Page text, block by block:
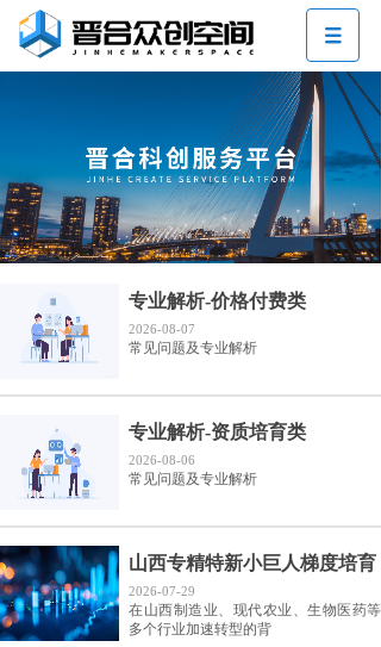
专业解析-价格付费类
2026-08-07
常见问题及专业解析
专业解析-资质培育类
2026-08-06
常见问题及专业解析
山西专精特新小巨人梯度培育
2026-07-29
在山西制造业、现代农业、生物医药等
多个行业加速转型的背